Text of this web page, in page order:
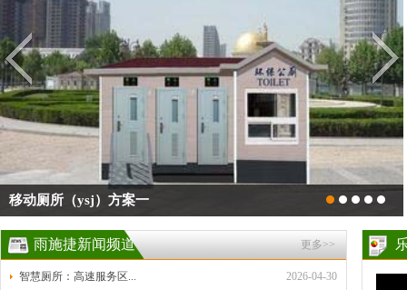
移动厕所（ysj）方案一
更多>>
雨施捷新闻频道
2026-04-30
智慧厕所：高速服务区...